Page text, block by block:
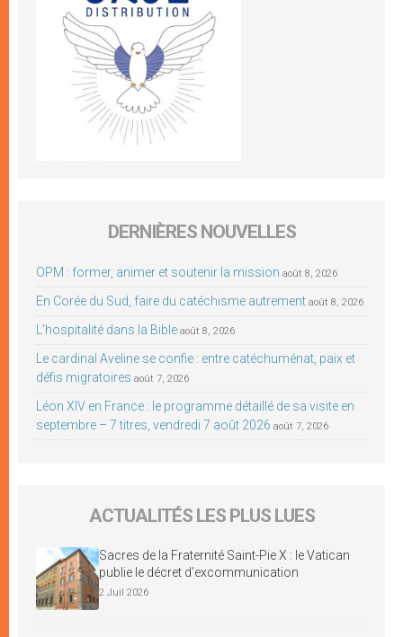
DERNIÈRES NOUVELLES
OPM : former, animer et soutenir la mission août 8, 2026
En Corée du Sud, faire du catéchisme autrement août 8, 2026
L’hospitalité dans la Bible août 8, 2026
Le cardinal Aveline se confie : entre catéchuménat, paix et
défis migratoires août 7, 2026
Léon XIV en France : le programme détaillé de sa visite en
septembre – 7 titres, vendredi 7 août 2026 août 7, 2026
ACTUALITÉS LES PLUS LUES
Sacres de la Fraternité Saint-Pie X : le Vatican
publie le décret d’excommunication
2 Juil 2026